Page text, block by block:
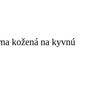
kožená na kyvnú